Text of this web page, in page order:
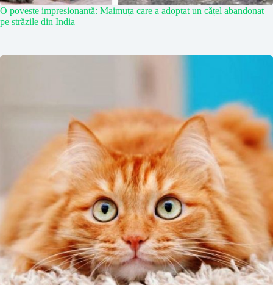
O poveste impresionantă: Maimuța care a adoptat un cățel abandonat
pe străzile din India